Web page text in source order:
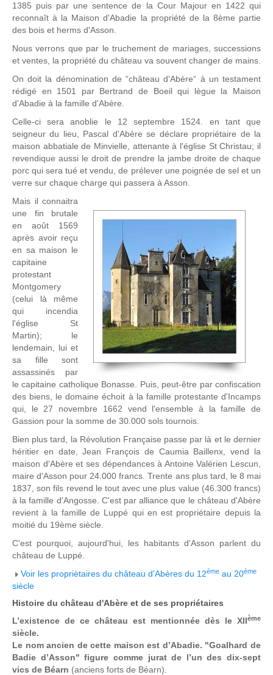
1385 puis par une sentence de la Cour Majour en 1422 qui
reconnaît à la Maison d'Abadie la propriété de la 8ème partie
des bois et herms d'Asson.
Nous verrons que par le truchement de mariages, successions
et ventes, la propriété du château va souvent changer de mains.
On doit la dénomination de “château d'Abère“ à un testament
rédigé en 1501 par Bertrand de Boeil qui lègue la Maison
d'Abadie à la famille d'Abère.
Celle-ci sera anoblie le 12 septembre 1524. en tant que
seigneur du lieu, Pascal d'Abère se déclare propriétaire de la
maison abbatiale de Minvielle, attenante à l'église St Christau; il
revendique aussi le droit de prendre la jambe droite de chaque
porc qui sera tué et vendu, de prélever une poignée de sel et un
verre sur chaque charge qui passera à Asson.
Mais il connaitra
une fin brutale
en août 1569
après avoir reçu
en sa maison le
capitaine
protestant
Montgomery
(celui là même
qui incendia
l'église St
Martin); le
lendemain, lui et
sa fille sont
assassinés par
le capitaine catholique Bonasse. Puis, peut-être par confiscation
des biens, le domaine échoit à la famille protestante d'Incamps
qui, le 27 novembre 1662 vend l'ensemble à la famille de
Gassion pour la somme de 30.000 sols tournois.
Bien plus tard, la Révolution Française passe par là et le dernier
héritier en date, Jean François de Caumia Baillenx, vend la
maison d'Abère et ses dépendances à Antoine Valérien Lescun,
maire d'Asson pour 24.000 francs. Trente ans plus tard, le 8 mai
1837, son fils revend le tout avec une plus value (46.300 francs)
à la famille d'Angosse. C'est par alliance que le château d'Abère
revient à la famille de Luppé qui en est propriétaire depuis la
moitié du 19ème siècle.
C'est pourquoi, aujourd'hui, les habitants d'Asson parlent du
château de Luppé.
Voir les propriètaires du château d'Abères du 12éme au 20ème
siècle
Histoire du château d'Abère et de ses propriétaires
L’existence de ce château est mentionnée dès le XIIème
siècle.
Le nom ancien de cette maison est d’Abadie. "Goalhard de
Badie d’Asson" figure comme jurat de l’un des dix-sept
vics de Béarn (anciens forts de Béarn).